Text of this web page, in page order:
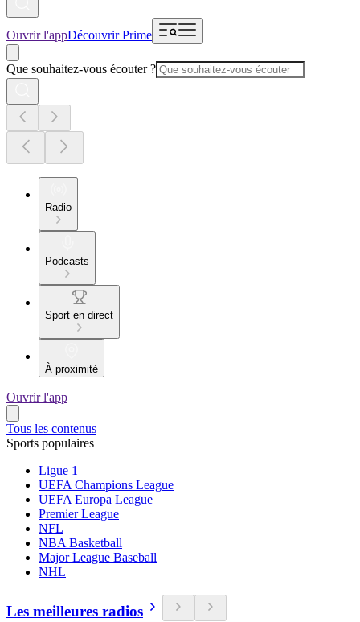
Ouvrir l'appDécouvrir Prime
Que souhaitez-vous écouter ?
Radio
Podcasts
Sport en direct
À proximité
Ouvrir l'app
Tous les contenus
Sports populaires
Ligue 1
UEFA Champions League
UEFA Europa League
Premier League
NFL
NBA Basketball
Major League Baseball
NHL
Les meilleures radios